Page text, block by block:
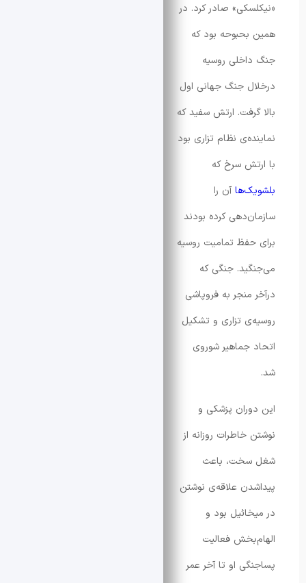
صادر کرد. در
بود که
روسیه
جنگ جهانی اول
ارتش سفید که
نظام تزاری بود
سرخ که
آن را
کرده بودند
تمامیت روسیه
جنگی که
منجر به فروپاشی
تزاری و تشکیل
جماهیر شوروی
پزشکی و
خاطرات روزانه‌ از
باعث
علاقه‌ی نوشتن
بود و
فعالیت
او تا آخر عمر